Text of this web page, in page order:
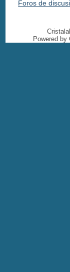
Foros de
Powered by